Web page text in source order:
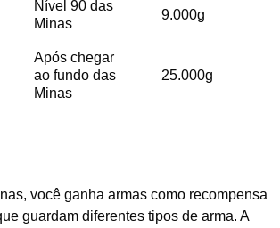
Nível 90 das
Minas
9.000g
Após chegar
ao fundo das
Minas
25.000g
você ganha armas como recompensa
guardam diferentes tipos de arma. A